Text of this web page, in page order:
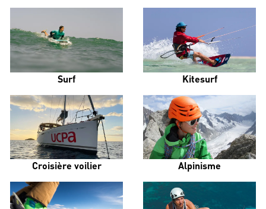
Surf Kitesurf
Croisière voilier Alpinisme